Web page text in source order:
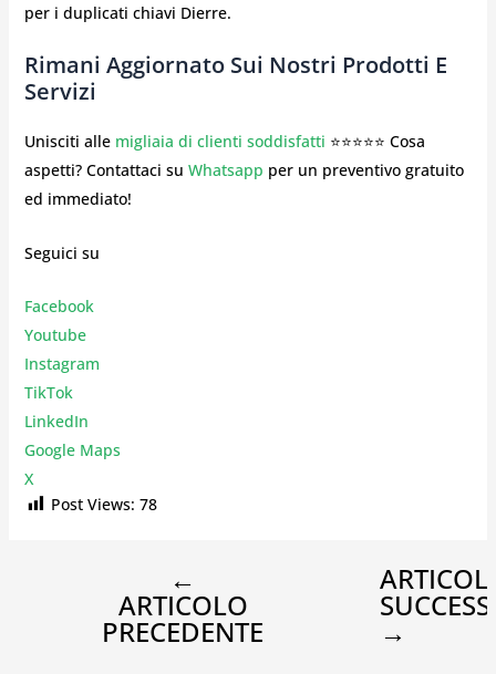
per i duplicati chiavi Dierre.
Rimani Aggiornato Sui Nostri Prodotti E
Servizi
Unisciti alle migliaia di clienti soddisfatti ⭐⭐⭐⭐⭐ Cosa
aspetti? Contattaci su Whatsapp per un preventivo gratuito
ed immediato!
Seguici su
Facebook
Youtube
Instagram
TikTok
LinkedIn
Google Maps
X
Post Views: 78
←
ARTICOLO
PRECEDENTE →